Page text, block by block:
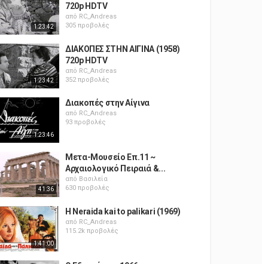
1:23:42
720p HDTV
από RC_Andreas
305 προβολές
1:23:42
ΔΙΑΚΟΠΕΣ ΣΤΗΝ ΑΙΓΙΝΑ (1958)
720p HDTV
από RC_Andreas
352 προβολές
1:23:46
Διακοπές στην Αίγινα
από RC_Andreas
93 προβολές
41:36
Μετα-Μουσείο Επ.11 ~
Αρχαιολογικό Πειραιά &...
από Βασιλεία
630 προβολές
1:41:00
H Neraida kai to palikari (1969)
από RC_Andreas
115.2k προβολές